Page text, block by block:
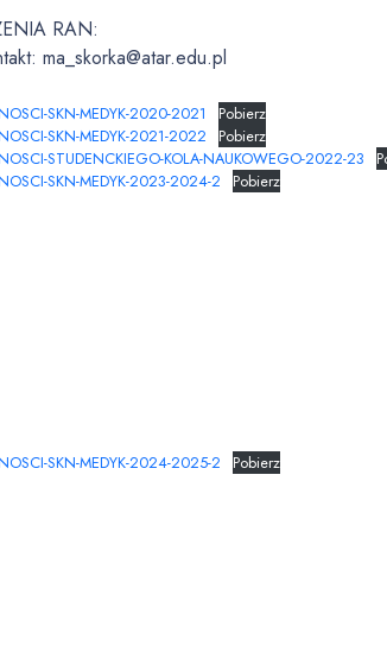
RAN:
ma_skorka@atar.edu.pl
SKN-MEDYK-2020-2021
Pobierz
SKN-MEDYK-2021-2022
Pobierz
STUDENCKIEGO-KOLA-NAUKOWEGO-2022-23
SKN-MEDYK-2023-2024-2
Pobierz
SKN-MEDYK-2024-2025-2 Pobierz